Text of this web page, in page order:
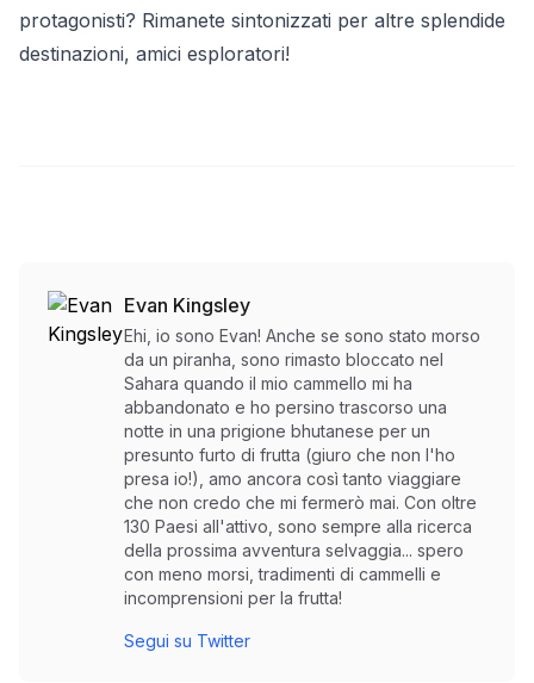
protagonisti? Rimanete sintonizzati per altre splendide
destinazioni, amici esploratori!
Evan Kingsley
Ehi, io sono Evan! Anche se sono stato morso
da un piranha, sono rimasto bloccato nel
Sahara quando il mio cammello mi ha
abbandonato e ho persino trascorso una
notte in una prigione bhutanese per un
presunto furto di frutta (giuro che non l'ho
presa io!), amo ancora così tanto viaggiare
che non credo che mi fermerò mai. Con oltre
130 Paesi all'attivo, sono sempre alla ricerca
della prossima avventura selvaggia... spero
con meno morsi, tradimenti di cammelli e
incomprensioni per la frutta!
Segui su Twitter